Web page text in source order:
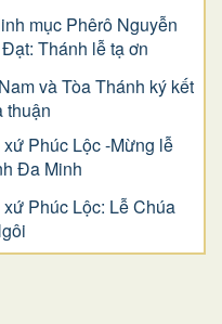
mục Phêrô Nguyễn
Thánh lễ tạ ơn
và Tòa Thánh ký kết
thuận
Phúc Lộc -Mừng lễ
Đa Minh
Phúc Lộc: Lễ Chúa